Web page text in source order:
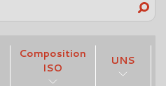
Composition
ISO
UNS